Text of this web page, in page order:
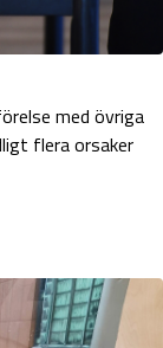
med övriga
flera orsaker